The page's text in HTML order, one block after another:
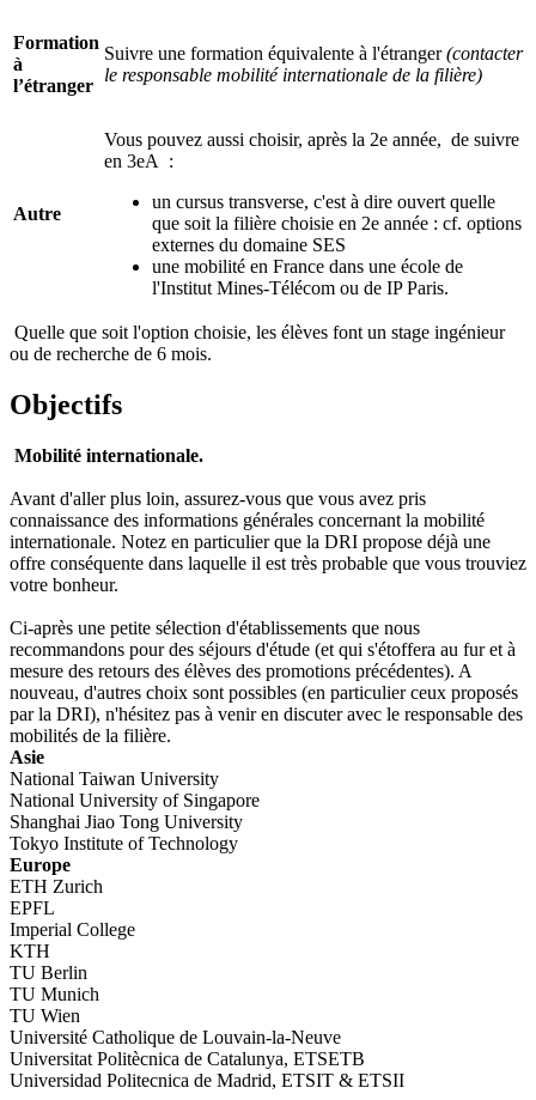
Formation
à
l’étranger
Suivre une formation équivalente à l'étranger(contacter
le responsable mobilité internationale de la filière)
Autre
Vous pouvez aussi choisir, après la 2e année, de suivre
en 3eA :
un cursus transverse, c'est à dire ouvert quelle
que soit la filière choisie en 2e année : cf. options
externes du domaine SES
une mobilité en France dans une école de
l'Institut Mines-Télécom ou de IP Paris.
Quelle que soit l'option choisie, les élèves font un stage ingénieur
ou de recherche de 6 mois.
Objectifs
Mobilité internationale.
Avant d'aller plus loin, assurez-vous que vous avez pris
connaissance des informations générales concernant la mobilité
internationale. Notez en particulier que la DRI propose déjà une
offre conséquente dans laquelle il est très probable que vous trouviez
votre bonheur.
Ci-après une petite sélection d'établissements que nous
recommandons pour des séjours d'étude (et qui s'étoffera au fur et à
mesure des retours des élèves des promotions précédentes). A
nouveau, d'autres choix sont possibles (en particulier ceux proposés
par la DRI), n'hésitez pas à venir en discuter avec le responsable des
mobilités de la filière.
Asie
National Taiwan University
National University of Singapore
Shanghai Jiao Tong University
Tokyo Institute of Technology
Europe
ETH Zurich
EPFL
Imperial College
KTH
TU Berlin
TU Munich
TU Wien
Université Catholique de Louvain-la-Neuve
Universitat Politècnica de Catalunya, ETSETB
Universidad Politecnica de Madrid, ETSIT & ETSII